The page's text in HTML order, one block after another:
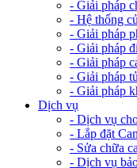
- Giải pháp
- Hệ thống
- Giải pháp
- Giải pháp
- Giải pháp
- Giải pháp
- Giải pháp
Dịch vụ
- Dịch vụ
- Lắp đặt
- Sửa chữa
- Dịch vụ